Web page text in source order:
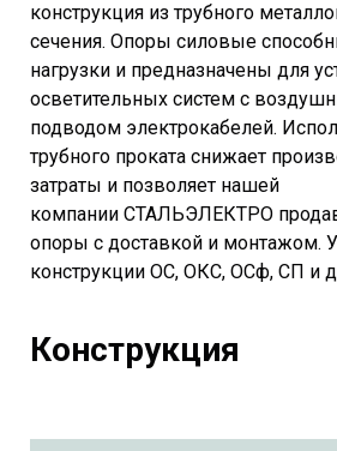
конструкция из трубного
сечения. Опоры силовые
нагрузки и предназначены для
осветительных систем с
подводом электрокабелей.
трубного проката снижает
затраты и позволяет нашей
компании СТАЛЬЭЛЕКТРО
опоры с доставкой и монтажом.
конструкции ОС, ОКС, ОСф, СП и
Конструкция